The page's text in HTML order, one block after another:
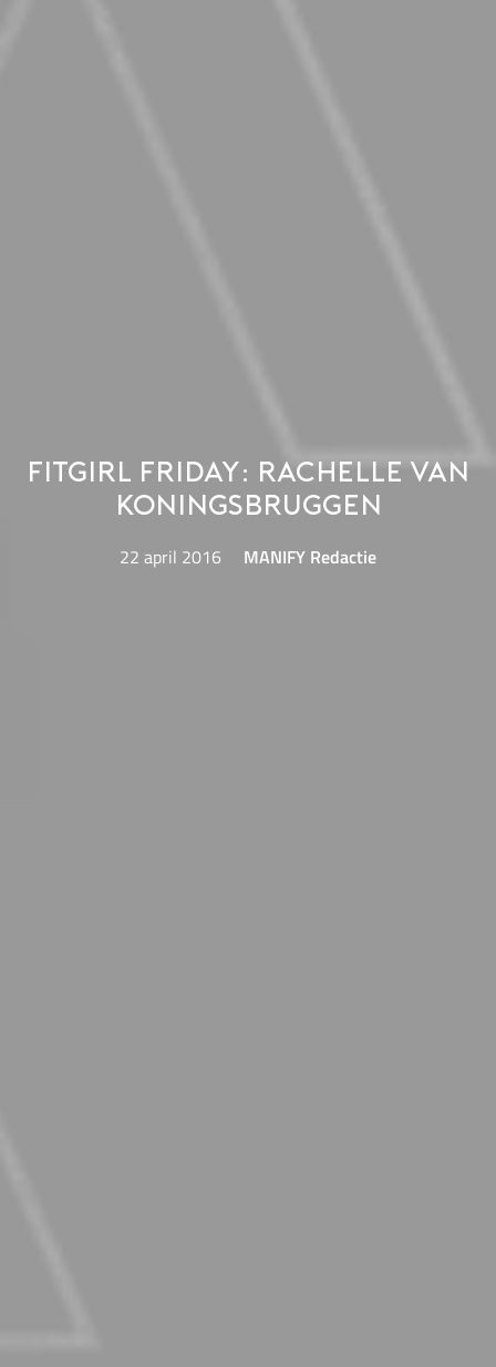
Fitgirl Friday: Rachelle Van
Koningsbruggen
22 april 2016 MANIFY Redactie